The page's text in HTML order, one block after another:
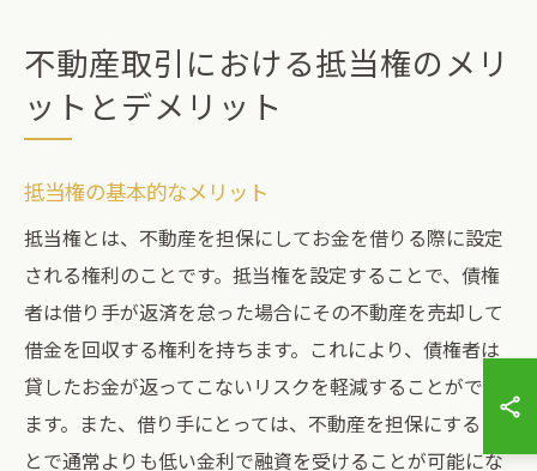
不動産取引における抵当権のメリ
ットとデメリット
抵当権の基本的なメリット
抵当権とは、不動産を担保にしてお金を借りる際に設定
される権利のことです。抵当権を設定することで、債権
者は借り手が返済を怠った場合にその不動産を売却して
借金を回収する権利を持ちます。これにより、債権者は
貸したお金が返ってこないリスクを軽減することができ
ます。また、借り手にとっては、不動産を担保にするこ
とで通常よりも低い金利で融資を受けることが可能にな